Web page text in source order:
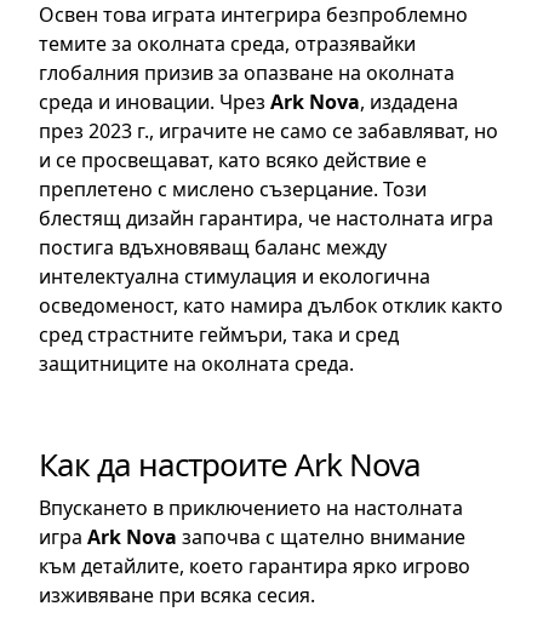
Освен това играта интегрира безпроблемно
темите за околната среда, отразявайки
глобалния призив за опазване на околната
среда и иновации. Чрез Ark Nova, издадена
през 2023 г., играчите не само се забавляват, но
и се просвещават, като всяко действие е
преплетено с мислено съзерцание. Този
блестящ дизайн гарантира, че настолната игра
постига вдъхновяващ баланс между
интелектуална стимулация и екологична
осведоменост, като намира дълбок отклик както
сред страстните геймъри, така и сред
защитниците на околната среда.
Как да настроите Ark Nova
Впускането в приключението на настолната
игра Ark Nova започва с щателно внимание
към детайлите, което гарантира ярко игрово
изживяване при всяка сесия.